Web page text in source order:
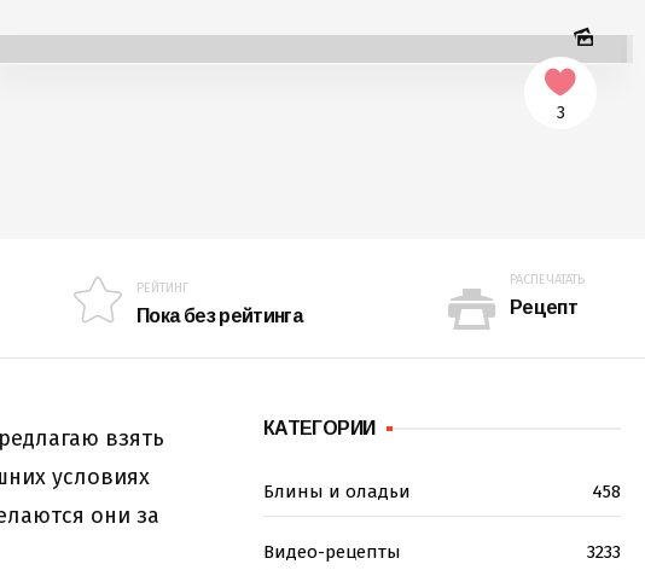
3
РЕЙТИНГ
Пока без рейтинга
РАСПЕЧАТАТЬ
Рецепт
взять
условиях
они за
КАТЕГОРИИ
Блины и оладьи 458
Видео-рецепты 3233